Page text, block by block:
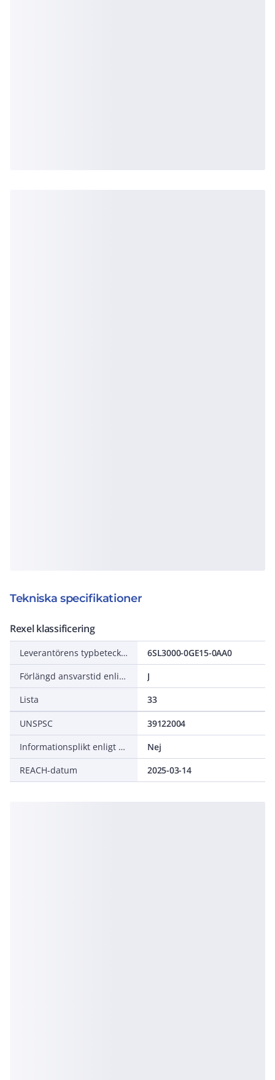
Tekniska specifikationer
Rexel klassificering
Leverantörens typbeteckning
6SL3000-0GE15-0AA0
Förlängd ansvarstid enligt ALEM-09
J
Lista
33
UNSPSC
39122004
Informationsplikt enligt REACH
Nej
REACH-datum
2025-03-14